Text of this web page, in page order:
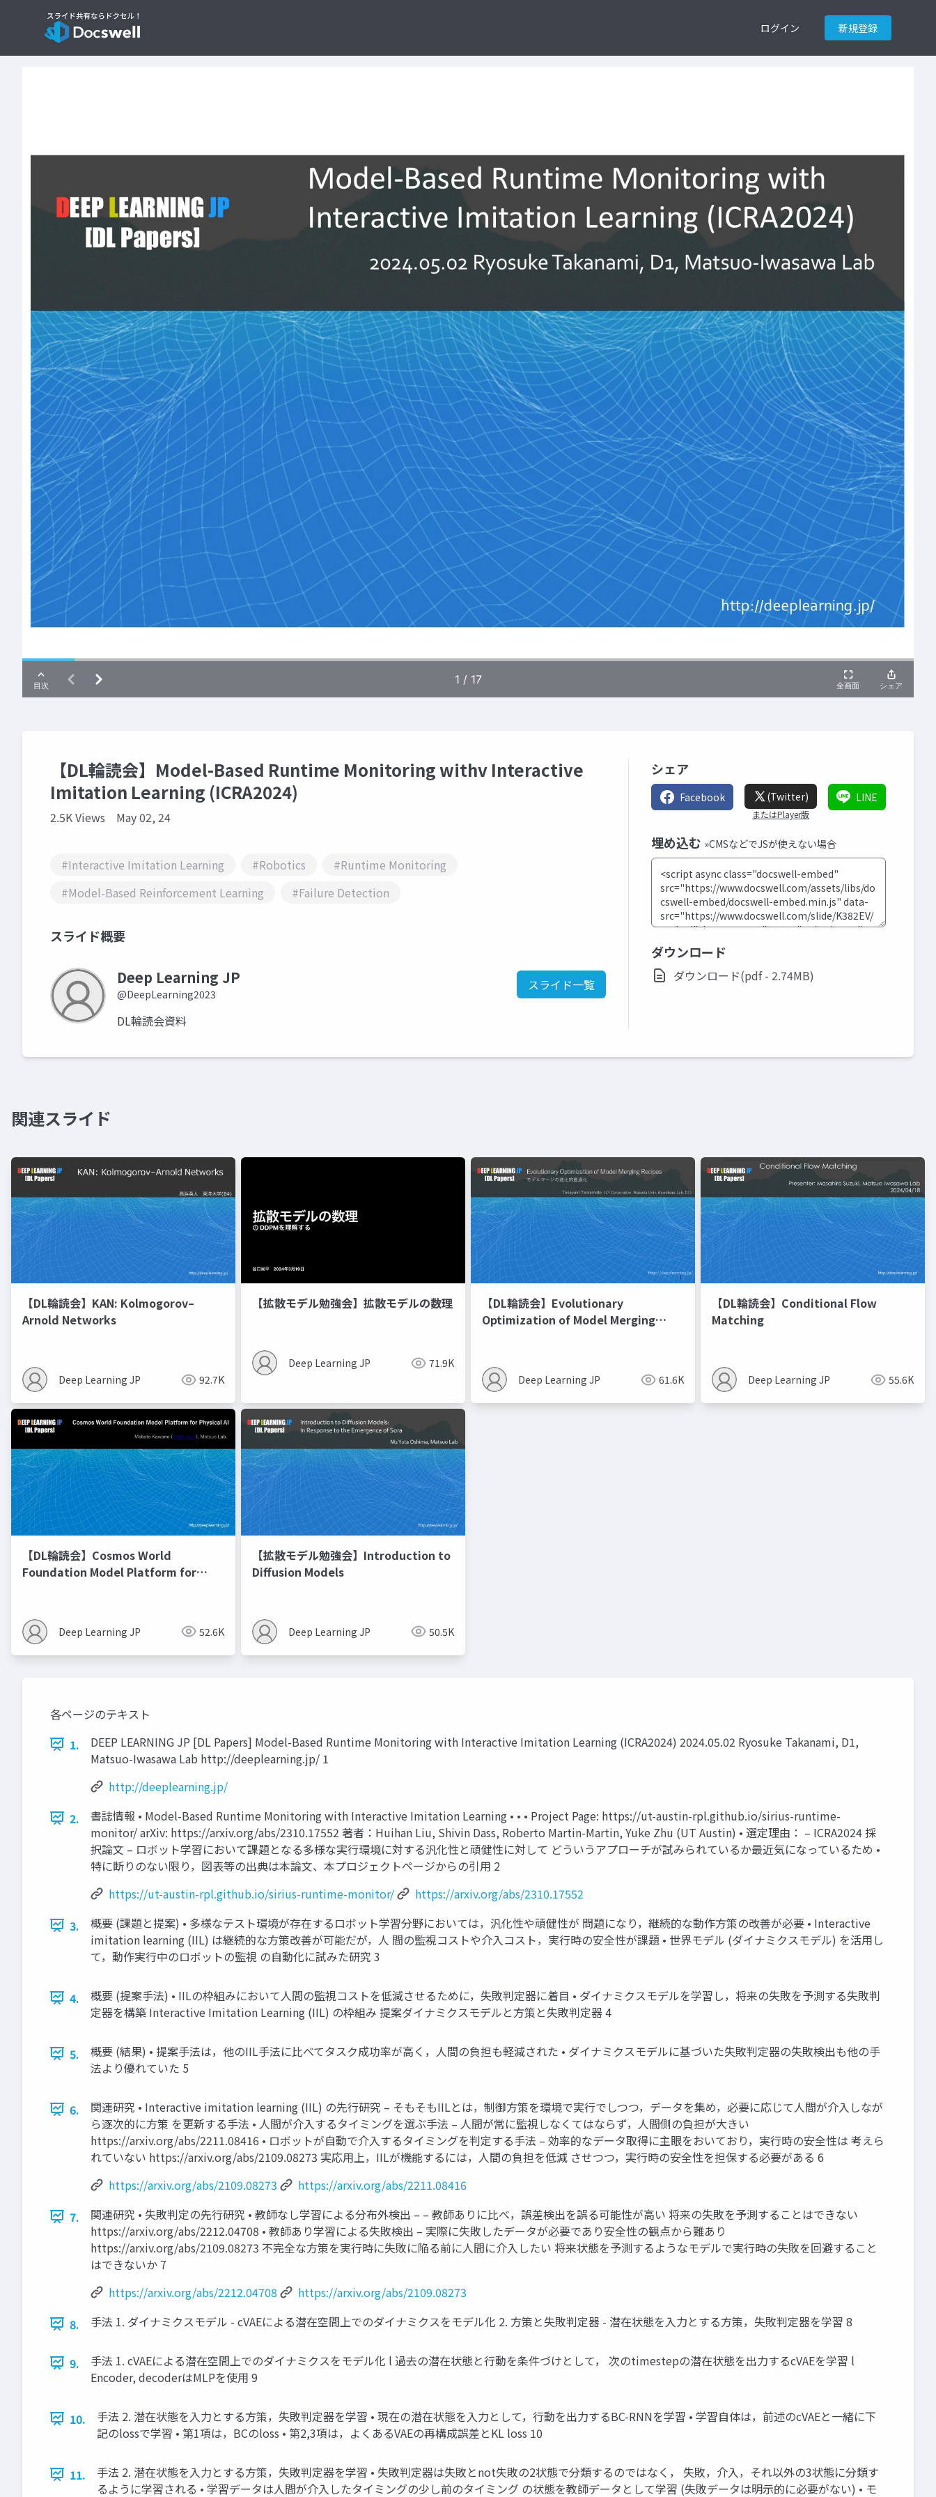
ログイン 新規登録
【DL輪読会】Model-Based Runtime Monitoring withv Interactive
Imitation Learning (ICRA2024)
2.5K Views May 02, 24
#Interactive Imitation Learning #Robotics
#Runtime Monitoring
#Model-Based Reinforcement Learning
#Failure Detection
スライド概要
Deep Learning JP
@DeepLearning2023
スライド一覧
DL輪読会資料
シェア
Facebook (Twitter)
またはPlayer版
LINE
埋め込む »CMSなどでJSが使えない場合
ダウンロード
ダウンロード(pdf - 2.74MB)
関連スライド
【DL輪読会】KAN: Kolmogorov–
Arnold Networks
Deep Learning JP 92.7K
【拡散モデル勉強会】拡散モデルの数理
Deep Learning JP 71.9K
【DL輪読会】Evolutionary
Optimization of Model Merging
Deep Learning JP 61.6K
【DL輪読会】Conditional Flow
Matching
Deep Learning JP 55.6K
【DL輪読会】Cosmos World
Foundation Model Platform for
Deep Learning JP 52.6K
【拡散モデル勉強会】Introduction to
Diffusion Models
Deep Learning JP 50.5K
各ページのテキスト
1.
DEEP LEARNING JP [DL Papers] Model-Based Runtime Monitoring with Interactive Imitation Learning (ICRA2024) 2024.05.02 Ryosuke Takanami, D1,
Matsuo-Iwasawa Lab http://deeplearning.jp/ 1
http://deeplearning.jp/
2.
書誌情報 • Model-Based Runtime Monitoring with Interactive Imitation Learning • • • Project Page: https://ut-austin-rpl.github.io/sirius-runtime-
monitor/ arXiv: https://arxiv.org/abs/2310.17552 著者：Huihan Liu, Shivin Dass, Roberto Martin-Martin, Yuke Zhu (UT Austin) • 選定理由： – ICRA2024 採
択論文 – ロボット学習において課題となる多様な実行環境に対する汎化性と頑健性に対して どういうアプローチが試みられているか最近気になっているため •
特に断りのない限り，図表等の出典は本論文、本プロジェクトページからの引用 2
https://ut-austin-rpl.github.io/sirius-runtime-monitor/
https://arxiv.org/abs/2310.17552
3.
概要 (課題と提案) • 多様なテスト環境が存在するロボット学習分野においては，汎化性や頑健性が 問題になり，継続的な動作⽅策の改善が必要 • Interactive
imitation learning (IIL) は継続的な⽅策改善が可能だが，⼈ 間の監視コストや介⼊コスト，実⾏時の安全性が課題 • 世界モデル (ダイナミクスモデル) を活⽤し
て，動作実⾏中のロボットの監視 の⾃動化に試みた研究 3
4.
概要 (提案⼿法) • IILの枠組みにおいて⼈間の監視コストを低減させるために，失敗判定器に着⽬ • ダイナミクスモデルを学習し，将来の失敗を予測する失敗判
定器を構築 Interactive Imitation Learning (IIL) の枠組み 提案ダイナミクスモデルと方策と失敗判定器 4
5.
概要 (結果) • 提案⼿法は，他のIIL⼿法に⽐べてタスク成功率が⾼く，⼈間の負担も軽減された • ダイナミクスモデルに基づいた失敗判定器の失敗検出も他の⼿
法より優れていた 5
6.
関連研究 • Interactive imitation learning (IIL) の先⾏研究 – そもそもIILとは，制御⽅策を環境で実⾏でしつつ，データを集め，必要に応じて⼈間が介⼊しなが
ら逐次的に⽅策 を更新する⼿法 • ⼈間が介⼊するタイミングを選ぶ⼿法 – ⼈間が常に監視しなくてはならず，⼈間側の負担が⼤きい
https://arxiv.org/abs/2211.08416 • ロボットが⾃動で介⼊するタイミングを判定する⼿法 – 効率的なデータ取得に主眼をおいており，実⾏時の安全性は 考えら
れていない https://arxiv.org/abs/2109.08273 実応⽤上，IILが機能するには，⼈間の負担を低減 させつつ，実⾏時の安全性を担保する必要がある 6
https://arxiv.org/abs/2109.08273
https://arxiv.org/abs/2211.08416
7.
関連研究 • 失敗判定の先⾏研究 • 教師なし学習による分布外検出 – – 教師ありに⽐べ，誤差検出を誤る可能性が⾼い 将来の失敗を予測することはできない
https://arxiv.org/abs/2212.04708 • 教師あり学習による失敗検出 – 実際に失敗したデータが必要であり安全性の観点から難あり
https://arxiv.org/abs/2109.08273 不完全な⽅策を実⾏時に失敗に陥る前に⼈間に介⼊したい 将来状態を予測するようなモデルで実⾏時の失敗を回避すること
はできないか 7
https://arxiv.org/abs/2212.04708
https://arxiv.org/abs/2109.08273
8.
⼿法 1. ダイナミクスモデル - cVAEによる潜在空間上でのダイナミクスをモデル化 2. ⽅策と失敗判定器 - 潜在状態を⼊⼒とする⽅策，失敗判定器を学習 8
9.
⼿法 1. cVAEによる潜在空間上でのダイナミクスをモデル化 l 過去の潜在状態と⾏動を条件づけとして， 次のtimestepの潜在状態を出⼒するcVAEを学習 l
Encoder, decoderはMLPを使⽤ 9
10.
⼿法 2. 潜在状態を⼊⼒とする⽅策，失敗判定器を学習 • 現在の潜在状態を⼊⼒として，⾏動を出⼒するBC-RNNを学習 • 学習⾃体は，前述のcVAEと⼀緒に下
記のlossで学習 • 第1項は，BCのloss • 第2,3項は，よくあるVAEの再構成誤差とKL loss 10
11.
⼿法 2. 潜在状態を⼊⼒とする⽅策，失敗判定器を学習 • 失敗判定器は失敗とnot失敗の2状態で分類するのではなく， 失敗，介⼊，それ以外の3状態に分類す
るように学習される • 学習データは⼈間が介⼊したタイミングの少し前のタイミング の状態を教師データとして学習 (失敗データは明⽰的に必要がない) • モ